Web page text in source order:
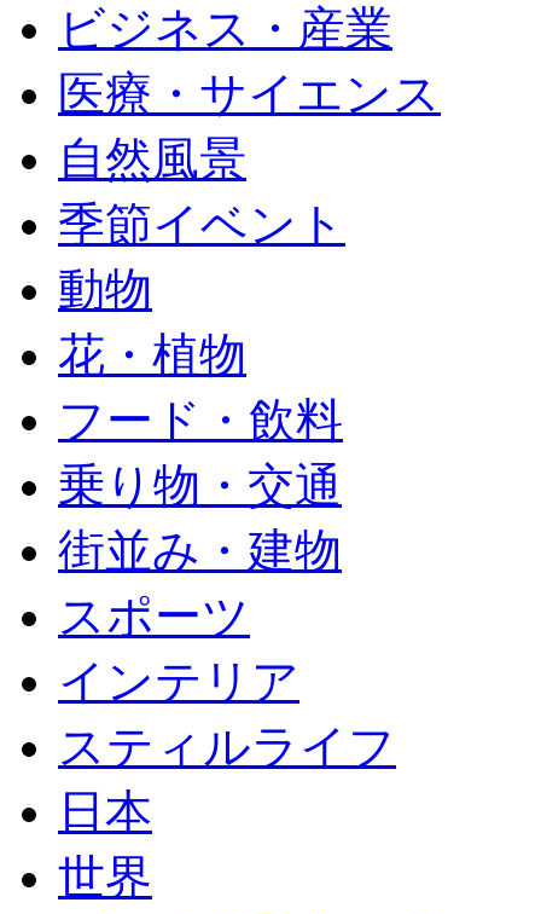
ビジネス・産業
医療・サイエンス
自然風景
季節イベント
動物
花・植物
フード・飲料
乗り物・交通
街並み・建物
スポーツ
インテリア
スティルライフ
日本
世界